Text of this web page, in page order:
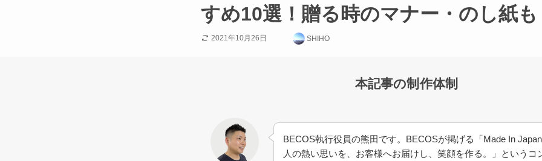
すめ10選！贈る時のマナー・のし紙も
2021年10月26日 SHIHO
本記事の制作体制
BECOS執行役員の熊田です。BECOSが掲げる「Made In
人の熱い思いを、お客様へお届けし、笑顔を作る。」というコ